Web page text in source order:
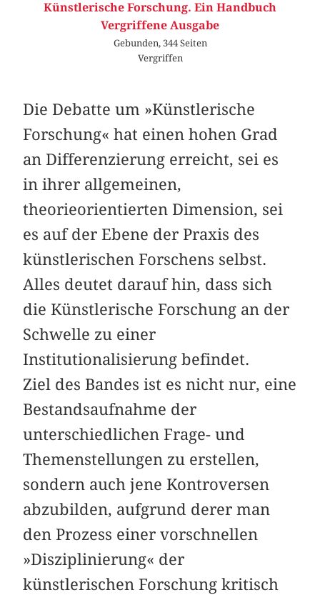
Künstlerische Forschung. Ein Handbuch
Vergriffene Ausgabe
Gebunden, 344 Seiten
Vergriffen
Die Debatte um »Künstlerische
Forschung« hat einen hohen Grad
an Differenzierung erreicht, sei es
in ihrer allgemeinen,
theorieorientierten Dimension, sei
es auf der Ebene der Praxis des
künstlerischen Forschens selbst.
Alles deutet darauf hin, dass sich
die Künstlerische Forschung an der
Schwelle zu einer
Institutionalisierung befindet.
Ziel des Bandes ist es nicht nur, eine
Bestandsaufnahme der
unterschiedlichen Frage- und
Themenstellungen zu erstellen,
sondern auch jene Kontroversen
abzubilden, aufgrund derer man
den Prozess einer vorschnellen
»Disziplinierung« der
künstlerischen Forschung kritisch